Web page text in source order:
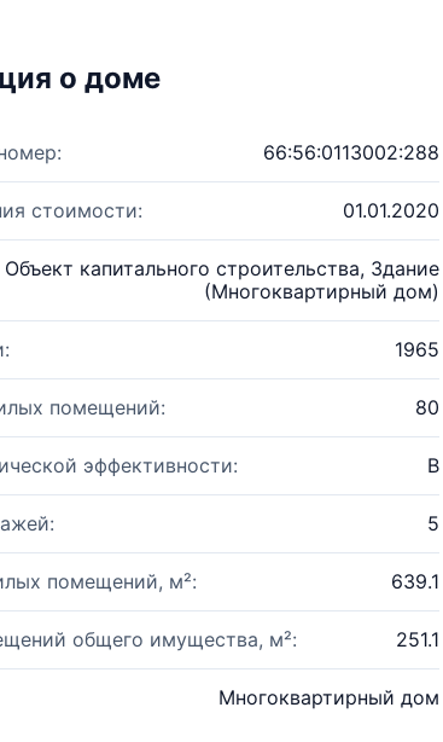
о доме
66:56:0113002:288
стоимости: 01.01.2020
Объект капитального строительства, Здание
(Многоквартирный дом)
1965
помещений: 80
эффективности: B
5
помещений, м²: 639.1
общего имущества, м²: 251.1
Многоквартирный дом